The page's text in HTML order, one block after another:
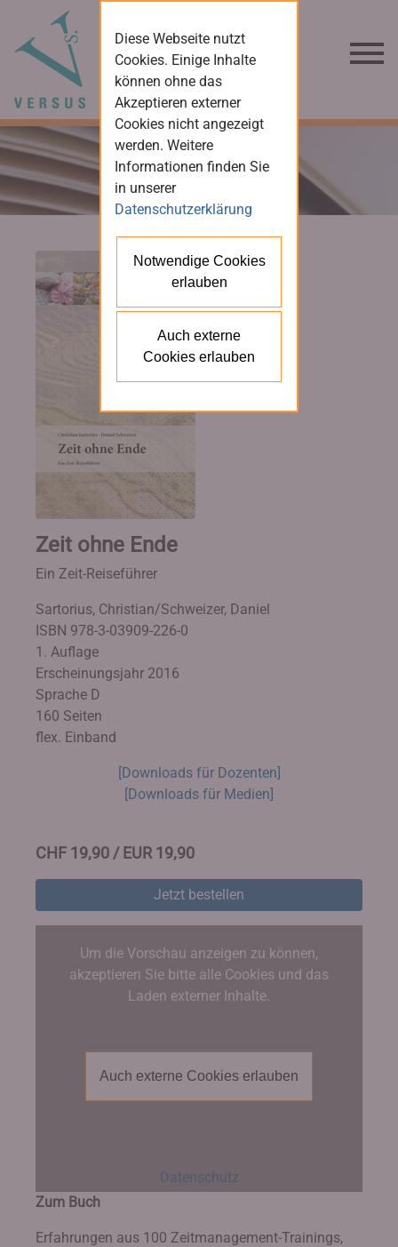
Zeit ohne Ende
Ein Zeit-Reiseführer
Sartorius, Christian/Schweizer, Daniel
ISBN 978-3-03909-226-0
1. Auflage
Erscheinungsjahr 2016
Sprache D
160 Seiten
flex. Einband
[Downloads für Dozenten]
[Downloads für Medien]
CHF 19,90 / EUR 19,90
Jetzt bestellen
Um die Vorschau anzeigen zu können,
akzeptieren Sie bitte alle Cookies und das
Laden externer Inhalte.
Auch externe Cookies erlauben
Datenschutz
Zum Buch
Erfahrungen aus 100 Zeitmanagement-Trainings,
Diese Webseite nutzt
Cookies. Einige Inhalte
können ohne das
Akzeptieren externer
Cookies nicht angezeigt
werden. Weitere
Informationen finden Sie
in unserer
Datenschutzerklärung
Notwendige Cookies
erlauben
Auch externe
Cookies erlauben